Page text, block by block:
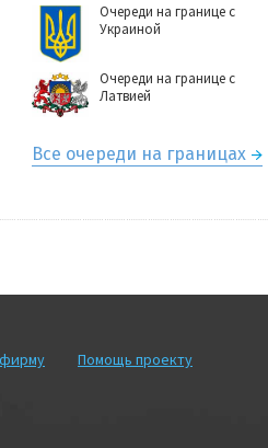
Очереди на границе с
Украиной
Очереди на границе с
Латвией
Все очереди на границах
Помощь проекту